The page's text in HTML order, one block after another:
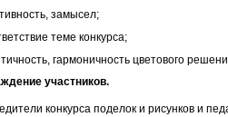
теме конкурса;
гармоничность цветового
участников.
конкурса поделок и рисунков и